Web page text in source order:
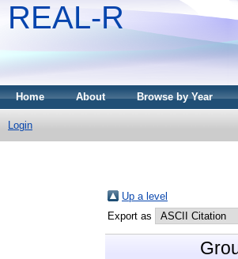
REAL-R
Home About Browse by Year
Login
Up a level
Export as